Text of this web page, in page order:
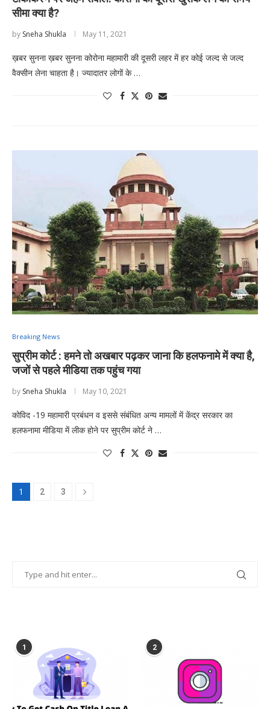
सीमा क्या है?
by Sneha Shukla May 11, 2021
ख़बर सुनना ख़बर सुनना कोरोना महामारी की दूसरी लहर में हर कोई जल्द से जल्द
वैक्सीन लेना चाहता है। ज्यादातर लोगों के …
Breaking News
सुप्रीम कोर्ट : हमने तो अखबार पढ़कर जाना कि हलफनामे में क्या है,
जजों से पहले मीडिया तक पहुंच गया
by Sneha Shukla May 10, 2021
कोविद -19 महामारी प्रबंधन व इससे संबंधित अन्य मामलों में केंद्र सरकार का
हलफनामा मीडिया में लीक होने पर सुप्रीम कोर्ट ने …
1 2 3
1 2